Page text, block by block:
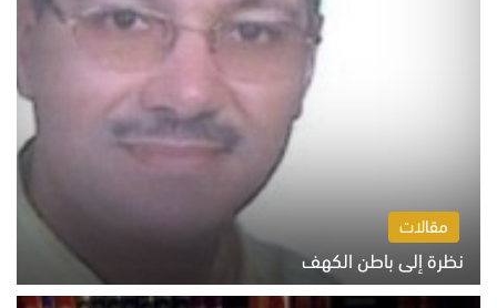
مقالات
نظرة إلى باطن الكهف
السبت 8 أغسطس 2026 11:04 ص